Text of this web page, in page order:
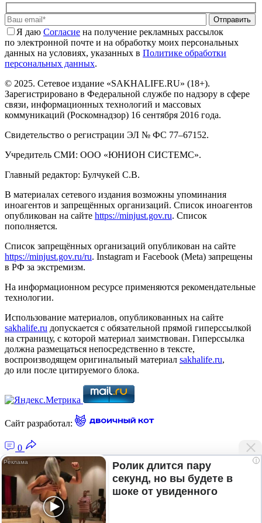
Отправить
Я даю Cогласие на получение рекламных рассылок
по электронной почте и на обработку моих персональных
данных на условиях, указанных в Политике обработки
персональных данных.
© 2025. Сетевое издание «SAKHALIFE.RU» (18+).
Зарегистрировано в Федеральной службе по надзору в сфере
связи, информационных технологий и массовых
коммуникаций (Роскомнадзор) 16 сентября 2016 года.
Свидетельство о регистрации ЭЛ № ФС 77–67152.
Учредитель СМИ: ООО «ЮНИОН СИСТЕМС».
Главный редактор: Булчукей С.В.
В материалах сетевого издания возможны упоминания
иноагентов и запрещённых организаций. Список иноагентов
опубликован на сайте https://minjust.gov.ru. Список
пополняется.
Список запрещённых организаций опубликован на сайте
https://minjust.gov.ru/ru. Instagram и Facebook (Metа) запрещены
в РФ за экстремизм.
На информационном ресурсе применяются рекомендательные
технологии.
Использование материалов, опубликованных на сайте
sakhalife.ru допускается с обязательной прямой гиперссылкой
на страницу, с которой материал заимствован. Гиперссылка
должна размещаться непосредственно в тексте,
воспроизводящем оригинальный материал sakhalife.ru,
до или после цитируемого блока.
Сайт разработал:
0
Главная — Новости Якутии и мира
Лента новостей
Рубрики
i
Ролик длится пару
секунд, но вы будете в
шоке от увиденного